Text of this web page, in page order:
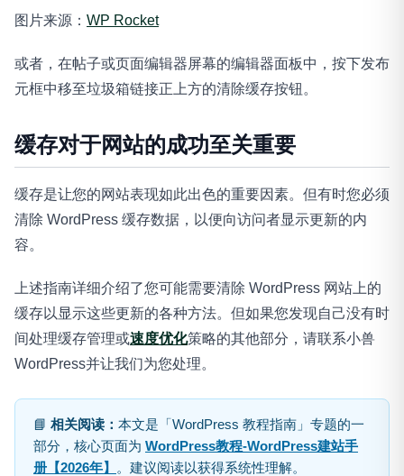
图片来源： WP Rocket
或者，在帖子或页面编辑器屏幕的编辑器面板中，按下发布
元框中移至垃圾箱链接正上方的清除缓存按钮。
缓存对于网站的成功至关重要
缓存是让您的网站表现如此出色的重要因素。但有时您必须
清除 WordPress 缓存数据，以便向访问者显示更新的内
容。
上述指南详细介绍了您可能需要清除 WordPress 网站上的
缓存以显示这些更新的各种方法。但如果您发现自己没有时
间处理缓存管理或速度优化策略的其他部分，请联系小兽
WordPress并让我们为您处理。
📘 相关阅读： 本文是「WordPress 教程指南」专题的一
部分，核心页面为 WordPress教程-WordPress建站手
册【2026年】
。建议阅读以获得系统性理解。